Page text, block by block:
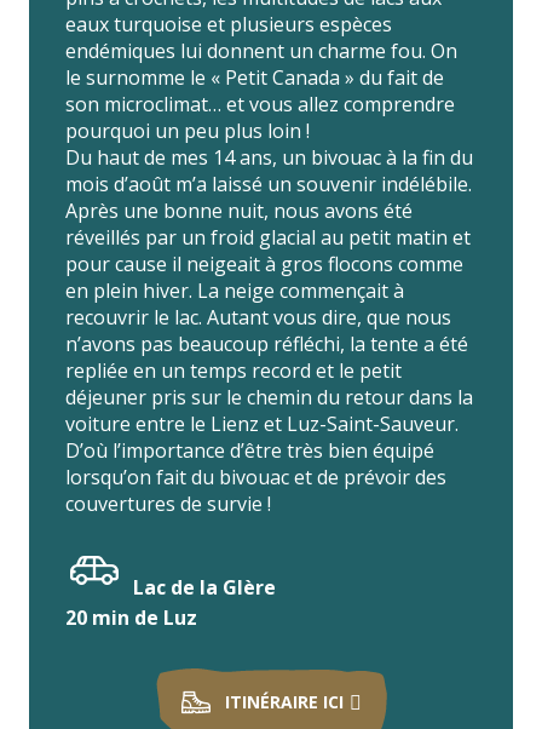
eaux turquoise et plusieurs espèces
endémiques lui donnent un charme fou. On
le surnomme le « Petit Canada » du fait de
son microclimat… et vous allez comprendre
pourquoi un peu plus loin !
Du haut de mes 14 ans, un bivouac à la fin du
mois d’août m’a laissé un souvenir indélébile.
Après une bonne nuit, nous avons été
réveillés par un froid glacial au petit matin et
pour cause il neigeait à gros flocons comme
en plein hiver. La neige commençait à
recouvrir le lac. Autant vous dire, que nous
n’avons pas beaucoup réfléchi, la tente a été
repliée en un temps record et le petit
déjeuner pris sur le chemin du retour dans la
voiture entre le Lienz et Luz-Saint-Sauveur.
D’où l’importance d’être très bien équipé
lorsqu’on fait du bivouac et de prévoir des
couvertures de survie !
Lac de la Glère
20 min de Luz
ITINÉRAIRE ICI